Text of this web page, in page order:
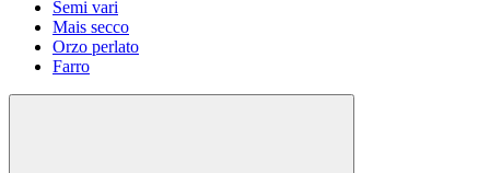
Semi vari
Mais secco
Orzo perlato
Farro